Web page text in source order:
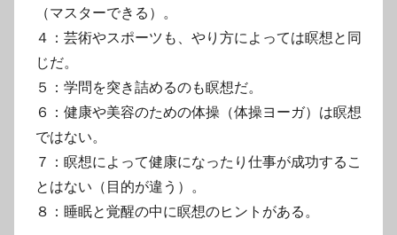
（マスターできる）。
４：芸術やスポーツも、やり方によっては瞑想と同
じだ。
５：学問を突き詰めるのも瞑想だ。
６：健康や美容のための体操（体操ヨーガ）は瞑想
ではない。
７：瞑想によって健康になったり仕事が成功するこ
とはない（目的が違う）。
８：睡眠と覚醒の中に瞑想のヒントがある。